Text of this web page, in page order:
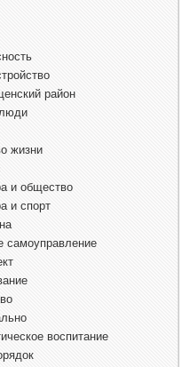
район
жизни
и общество
и спорт
самоуправление
воспитание